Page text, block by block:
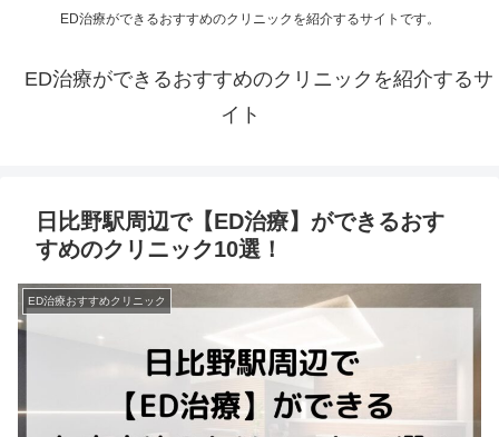
ED治療ができるおすすめのクリニックを紹介するサイトです。
ED治療ができるおすすめのクリニックを紹介するサ
イト
日比野駅周辺で【ED治療】ができるおす
すめのクリニック10選！
ED治療おすすめクリニック